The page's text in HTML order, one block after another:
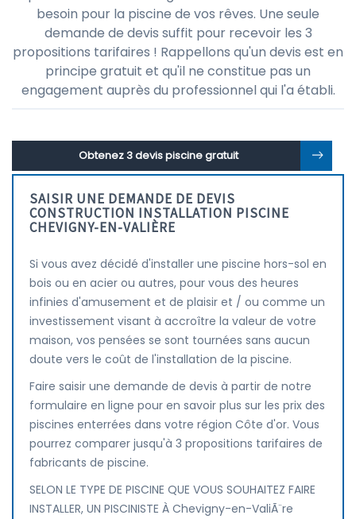
besoin pour la piscine de vos rêves. Une seule
demande de devis suffit pour recevoir les 3
propositions tarifaires ! Rappellons qu'un devis est en
principe gratuit et qu'il ne constitue pas un
engagement auprès du professionnel qui l'a établi.
Obtenez 3 devis piscine gratuit
SAISIR UNE DEMANDE DE DEVIS
CONSTRUCTION INSTALLATION PISCINE
CHEVIGNY-EN-VALIÈRE
Si vous avez décidé d'installer une piscine hors-sol en
bois ou en acier ou autres, pour vous des heures
infinies d'amusement et de plaisir et / ou comme un
investissement visant à accroître la valeur de votre
maison, vos pensées se sont tournées sans aucun
doute vers le coût de l'installation de la piscine.
Faire saisir une demande de devis à partir de notre
formulaire en ligne pour en savoir plus sur les prix des
piscines enterrées dans votre région Côte d'or. Vous
pourrez comparer jusqu'à 3 propositions tarifaires de
fabricants de piscine.
SELON LE TYPE DE PISCINE QUE VOUS SOUHAITEZ FAIRE
INSTALLER, UN PISCINISTE À Chevigny-en-ValiÃ¨re